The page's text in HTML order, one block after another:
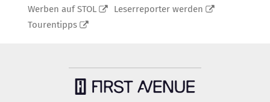
Werben auf STOL
Leserreporter werden
Tourentipps